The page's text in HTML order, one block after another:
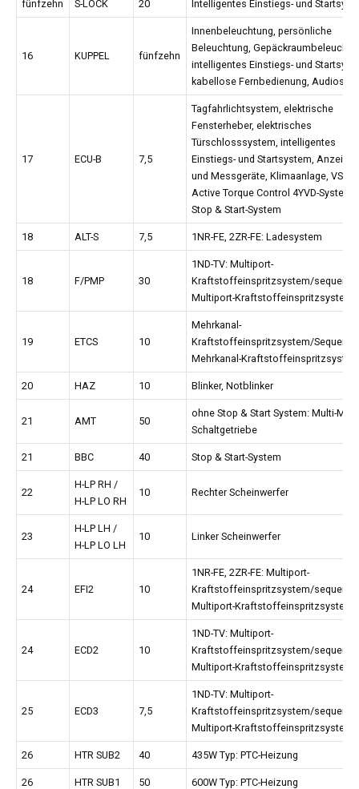
fünfzehn S-LOCK 20 Intelligentes Einstiegs- und
16 KUPPEL fünfzehn
Innenbeleuchtung, persönliche
Beleuchtung,
intelligentes Einstiegs- und
kabellose Fernbedienung,
17 ECU-B 7,5
Tagfahrlichtsystem, elektrische
Fensterheber, elektrisches
Türschlosssystem, intelligentes
Einstiegs- und Startsystem,
und Messgeräte, Klimaanlage, VSC,
Active Torque Control 4YVD-System,
Stop & Start-System
18 ALT-S 7,5 1NR-FE, 2ZR-FE: Ladesystem
18 F/PMP 30
1ND-TV: Multiport-
Kraftstoffeinspritzsystem/
Multiport-Kraftstoffeinspritzsystem
19 ETCS 10
Mehrkanal-
Kraftstoffeinspritzsystem/
Mehrkanal-
20 HAZ 10 Blinker, Notblinker
21 AMT 50
ohne Stop & Start System: Multi-
Schaltgetriebe
21 BBC 40 Stop & Start-System
22
H-LP RH /
H-LP LO RH
10 Rechter Scheinwerfer
23
H-LP LH /
H-LP LO LH
10 Linker Scheinwerfer
24 EFI2 10
1NR-FE, 2ZR-FE: Multiport-
Kraftstoffeinspritzsystem/
Multiport-Kraftstoffeinspritzsystem
24 ECD2 10
1ND-TV: Multiport-
Kraftstoffeinspritzsystem/
Multiport-Kraftstoffeinspritzsystem
25 ECD3 7,5
1ND-TV: Multiport-
Kraftstoffeinspritzsystem/
Multiport-Kraftstoffeinspritzsystem
26 HTR SUB2 40 435W Typ: PTC-Heizung
26 HTR SUB1 50 600W Typ: PTC-Heizung